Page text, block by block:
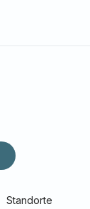
Standorte